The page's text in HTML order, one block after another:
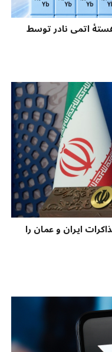
اتمی نادر توسط
ایران و عمان را